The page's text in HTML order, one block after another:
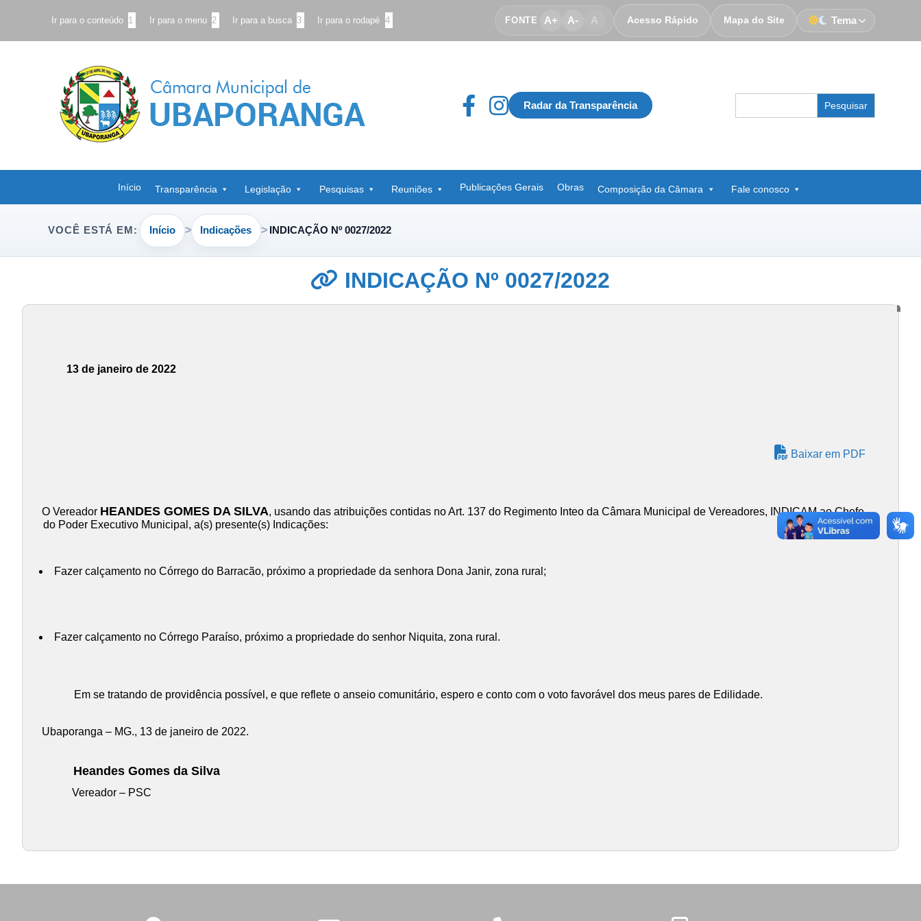
Ir para o conteúdo 1 Ir para o menu 2 Ir para a busca 3 Ir para o rodapé 4 FONTE A+ A- A Acesso Rápido Mapa do Site Tema
Radar da Transparência
for:
Início Transparência Legislação Pesquisas Reuniões Publicações Gerais Obras Composição da Câmara Fale conosco
VOCÊ ESTÁ EM: Início Indicações INDICAÇÃO Nº 0027/2022
INDICAÇÃO Nº 0027/2022
13 de janeiro de 2022
Baixar em PDF
O Vereador HEANDES GOMES DA SILVA, usando das atribuições contidas no Art. 137 do Regimento Inteo da Câmara Municipal de Vereadores, INDICAM ao Chefe
do Poder Executivo Municipal, a(s) presente(s) Indicações:
Fazer calçamento no Córrego do Barracão, próximo a propriedade da senhora Dona Janir, zona rural;
Fazer calçamento no Córrego Paraíso, próximo a propriedade do senhor Niquita, zona rural.
Em se tratando de providência possível, e que reflete o anseio comunitário, espero e conto com o voto favorável dos meus pares de Edilidade.
Ubaporanga – MG., 13 de janeiro de 2022.
Heandes Gomes da Silva
Vereador – PSC